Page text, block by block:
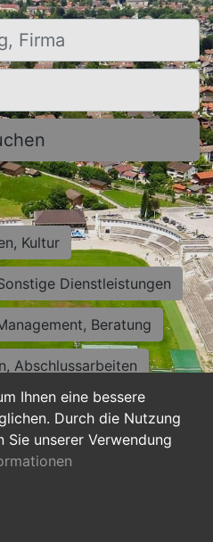
Ihnen eine bessere
Durch die Nutzung
Sie unserer Verwendung
Kultur
Dienstleistungen
Beratung
Abschlussarbeiten
Sekretariat
Nebenjobs
Ausbildung